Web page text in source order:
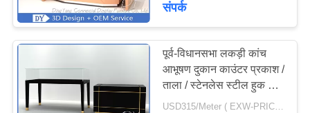
संपर्क
पूर्व-विधानसभा लकड़ी कांच
आभूषण दुकान काउंटर प्रकाश /
ताला / स्टेनलेस स्टील हुक के
साथ
USD315/Meter ( EXW-PRICE ) MOQ:5 पीसी/आभूषण स्टोर काउंटर